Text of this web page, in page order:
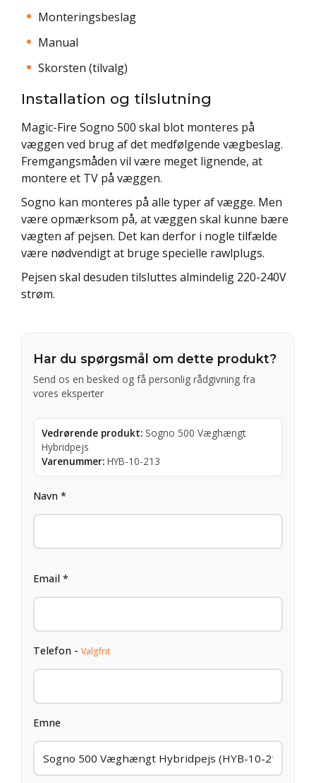
Monteringsbeslag
Manual
Skorsten (tilvalg)
Installation og tilslutning
Magic-Fire Sogno 500 skal blot monteres på
væggen ved brug af det medfølgende vægbeslag.
Fremgangsmåden vil være meget lignende, at
montere et TV på væggen.
Sogno kan monteres på alle typer af vægge. Men
være opmærksom på, at væggen skal kunne bære
vægten af pejsen. Det kan derfor i nogle tilfælde
være nødvendigt at bruge specielle rawlplugs.
Pejsen skal desuden tilsluttes almindelig 220-240V
strøm.
Har du spørgsmål om dette produkt?
Send os en besked og få personlig rådgivning fra
vores eksperter
Vedrørende produkt: Sogno 500 Væghængt
Hybridpejs
Varenummer: HYB-10-213
Navn *
Email *
Telefon - Valgfrit
Emne